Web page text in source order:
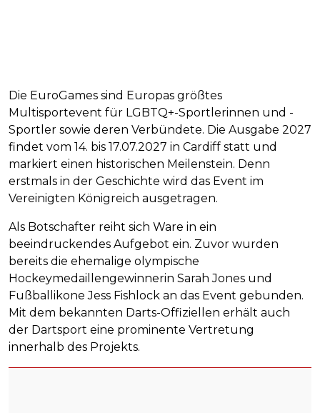
Die EuroGames sind Europas größtes
Multisportevent für LGBTQ+-Sportlerinnen und -
Sportler sowie deren Verbündete. Die Ausgabe 2027
findet vom 14. bis 17.07.2027 in Cardiff statt und
markiert einen historischen Meilenstein. Denn
erstmals in der Geschichte wird das Event im
Vereinigten Königreich ausgetragen.
Als Botschafter reiht sich Ware in ein
beeindruckendes Aufgebot ein. Zuvor wurden
bereits die ehemalige olympische
Hockeymedaillengewinnerin Sarah Jones und
Fußballikone Jess Fishlock an das Event gebunden.
Mit dem bekannten Darts-Offiziellen erhält auch
der Dartsport eine prominente Vertretung
innerhalb des Projekts.